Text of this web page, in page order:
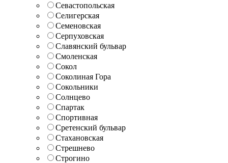
Севастопольская
Селигерская
Семеновская
Серпуховская
Славянский бульвар
Смоленская
Сокол
Соколиная Гора
Сокольники
Солнцево
Спартак
Спортивная
Сретенский бульвар
Стахановская
Стрешнево
Строгино